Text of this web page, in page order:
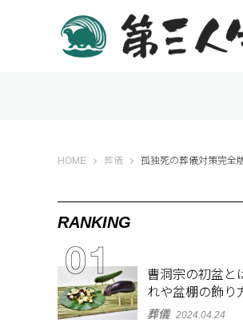
HOME 第三人生 〜寄り道の歩き方〜
葬儀 孤独死の葬儀対策完全
RANKING
曹洞宗の初盆と
れや盆棚の飾り
を解説
葬儀 2024.04.24